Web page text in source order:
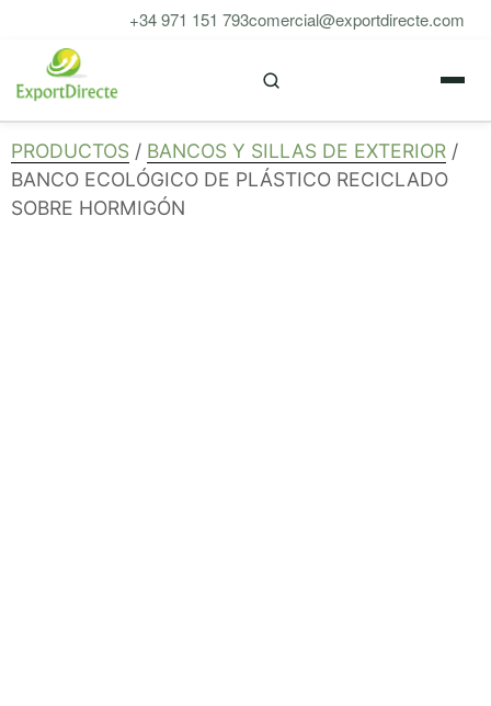
contenido
+34 971 151 793comercial@exportdirecte.com
PRODUCTOS / BANCOS Y SILLAS DE EXTERIOR /
BANCO ECOLÓGICO DE PLÁSTICO RECICLADO
SOBRE HORMIGÓN